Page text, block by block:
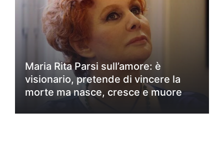
Maria Rita Parsi sull’amore: è
visionario, pretende di vincere la
morte ma nasce, cresce e muore